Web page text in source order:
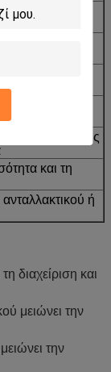
ενισχυμένης
και τη
ή
διαχείριση και
μειώνει την
την